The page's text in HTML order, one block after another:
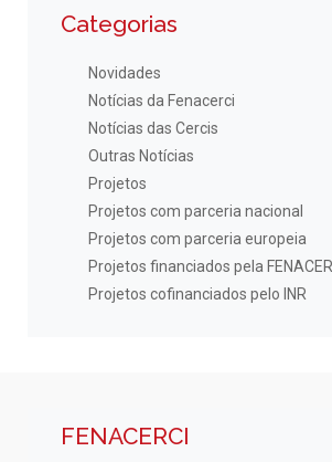
Categorias
Novidades
Notícias da Fenacerci
Notícias das Cercis
Outras Notícias
Projetos
Projetos com parceria nacional
Projetos com parceria europeia
Projetos financiados pela
Projetos cofinanciados pelo INR
FENACERCI